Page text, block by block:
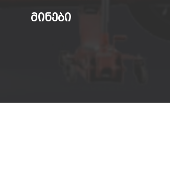
ᲛᲘᲜᲔᲑᲘ